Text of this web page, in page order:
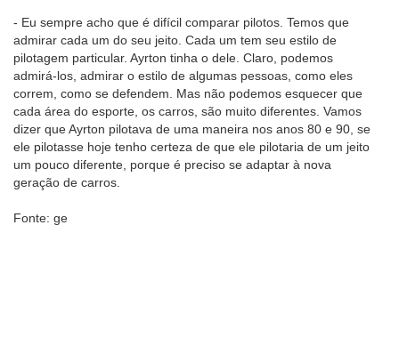
- Eu sempre acho que é difícil comparar pilotos. Temos que
admirar cada um do seu jeito. Cada um tem seu estilo de
pilotagem particular. Ayrton tinha o dele. Claro, podemos
admirá-los, admirar o estilo de algumas pessoas, como eles
correm, como se defendem. Mas não podemos esquecer que
cada área do esporte, os carros, são muito diferentes. Vamos
dizer que Ayrton pilotava de uma maneira nos anos 80 e 90, se
ele pilotasse hoje tenho certeza de que ele pilotaria de um jeito
um pouco diferente, porque é preciso se adaptar à nova
geração de carros.
Fonte: ge